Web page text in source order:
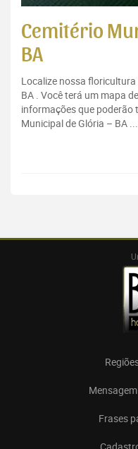
Cemitério
BA
Localize nossa
BA . Você terá um mapa
informações que poderão
Municipal de Glória – BA ...
Frases